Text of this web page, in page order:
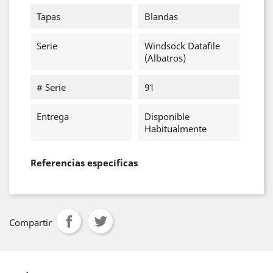
Tapas Blandas
Serie
Windsock Datafile
(Albatros)
# Serie 91
Entrega
Disponible
Habitualmente
Referencias específicas
Compartir